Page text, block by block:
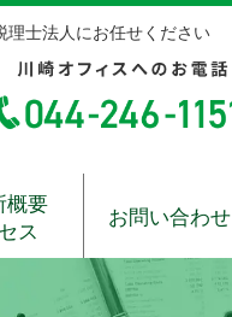
理士法人にお任せください
概要
ス
お問い合わせ